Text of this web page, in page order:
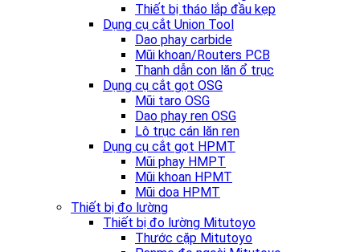
Thiết bị tháo lắp đầu kẹp
Dụng cụ cắt Union Tool
Dao phay carbide
Mũi khoan/Routers PCB
Thanh dẫn con lăn ổ trục
Dụng cụ cắt gọt OSG
Mũi taro OSG
Dao phay ren OSG
Lô trục cán lăn ren
Dụng cụ cắt gọt HPMT
Mũi phay HMPT
Mũi khoan HPMT
Mũi doa HPMT
Thiết bị đo lường
Thiết bị đo lường Mitutoyo
Thước cặp Mitutoyo